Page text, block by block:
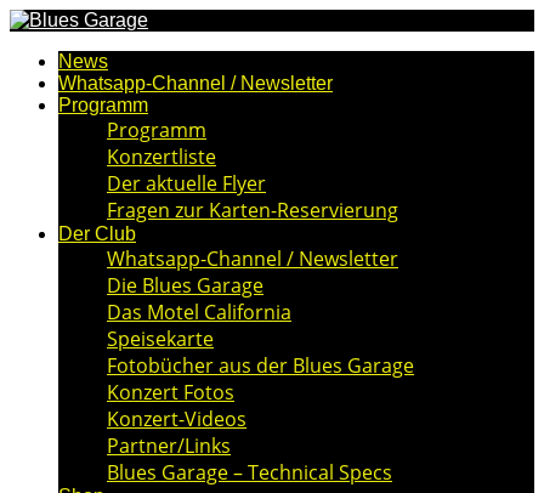
News
Whatsapp-Channel / Newsletter
Programm
Programm
Konzertliste
Der aktuelle Flyer
Fragen zur Karten-Reservierung
Der Club
Whatsapp-Channel / Newsletter
Die Blues Garage
Das Motel California
Speisekarte
Fotobücher aus der Blues Garage
Konzert Fotos
Konzert-Videos
Partner/Links
Blues Garage – Technical Specs